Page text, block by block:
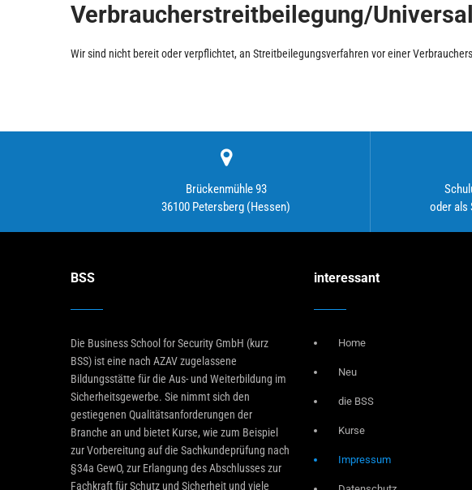
Verbraucher­streit­beilegung/
Wir sind nicht bereit oder verpflichtet, an Streitbeilegungsverfahren vor einer
Brückenmühle 93
36100 Petersberg (Hessen)
oder als
BSS
Die Business School for Security GmbH (kurz
BSS) ist eine nach AZAV zugelassene
Bildungsstätte für die Aus- und Weiterbildung im
Sicherheitsgewerbe. Sie nimmt sich den
gestiegenen Qualitätsanforderungen der
Branche an und bietet Kurse, wie zum Beispiel
zur Vorbereitung auf die Sachkundeprüfung nach
§34a GewO, zur Erlangung des Abschlusses zur
Fachkraft für Schutz und Sicherheit und viele
interessant
Home
Neu
die BSS
Kurse
Impressum